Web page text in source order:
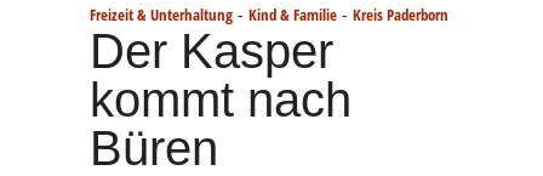
Freizeit & Unterhaltung - Kind & Familie - Kreis Paderborn
Der Kasper
kommt nach
Büren